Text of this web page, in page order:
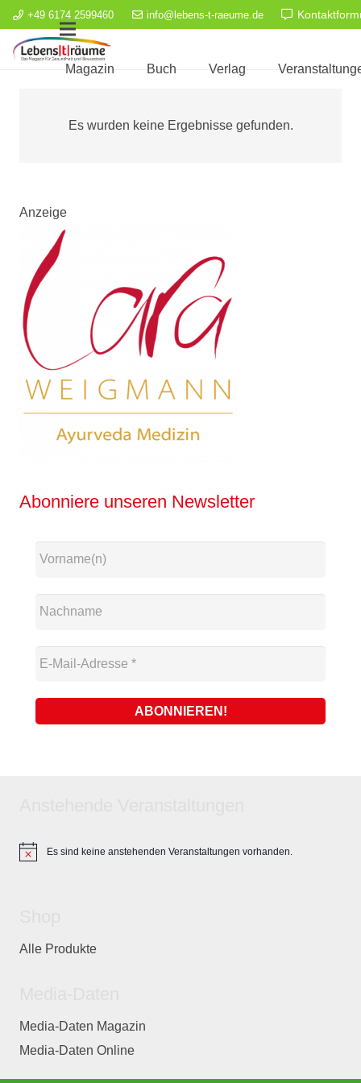
+49 6174 2599460 info@lebens-t-raeume.de
Magazin Buch Verlag
Es wurden keine Ergebnisse gefunden.
Anzeige
Abonniere unseren Newsletter
HinweisEs sind keine anstehenden Veranstaltungen vorhanden.
Alle Produkte
Media-Daten Magazin
Media-Daten Online